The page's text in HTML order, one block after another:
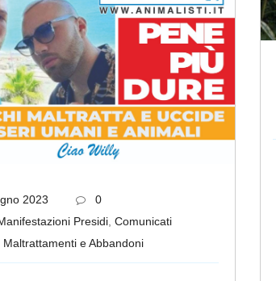
2023
0
Presidi, Comunicati
Maltrattamenti e Abbandoni